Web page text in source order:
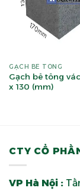
GẠCH BÊ TÔNG
Gạch bê tông
x 130 (mm)
CTY CỔ
VP Hà Nội :